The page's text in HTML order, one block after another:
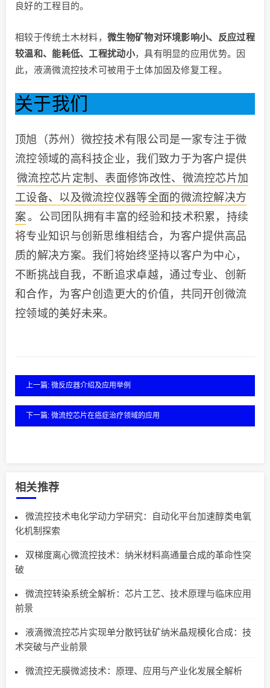
良好的工程目的。
相较于传统土木材料， 微生物矿物对环境影响小、反应过程
较温和、能耗低、工程扰动小，具有明显的应用优势。因
此，液滴微流控技术可被用于土体加固及修复工程。
关于我们
顶旭（苏州）微控技术有限公司是一家专注于微
流控领域的高科技企业，我们致力于为客户提供
微流控芯片定制、表面修饰改性、微流控芯片加
工设备、以及微流控仪器等全面的微流控解决方
案 。公司团队拥有丰富的经验和技术积累，持续
将专业知识与创新思维相结合，为客户提供高品
质的解决方案。我们将始终坚持以客户为中心，
不断挑战自我，不断追求卓越，通过专业、创新
和合作，为客户创造更大的价值，共同开创微流
控领域的美好未来。
上一篇: 微反应器介绍及应用举例
下一篇: 微流控芯片在癌症治疗领域的应用
相关推荐
微流控技术电化学动力学研究：自动化平台加速醇类电氧
化机制探索
双梯度离心微流控技术：纳米材料高通量合成的革命性突
破
微流控转染系统全解析：芯片工艺、技术原理与临床应用
前景
液滴微流控芯片实现单分散钙钛矿纳米晶规模化合成：技
术突破与产业前景
微流控无膜微滤技术：原理、应用与产业化发展全解析